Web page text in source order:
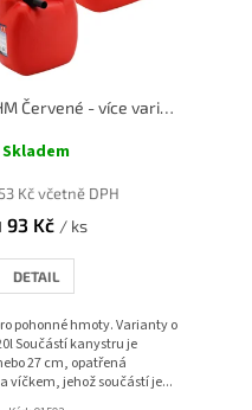
Kanystry na PHM Červené - více variant
Skladem
Kč včetně DPH
93 Kč / ks
DETAIL
pohonné hmoty. Varianty o
Součástí kanystru je
27 cm, opatřená
víčkem, jehož součástí je...